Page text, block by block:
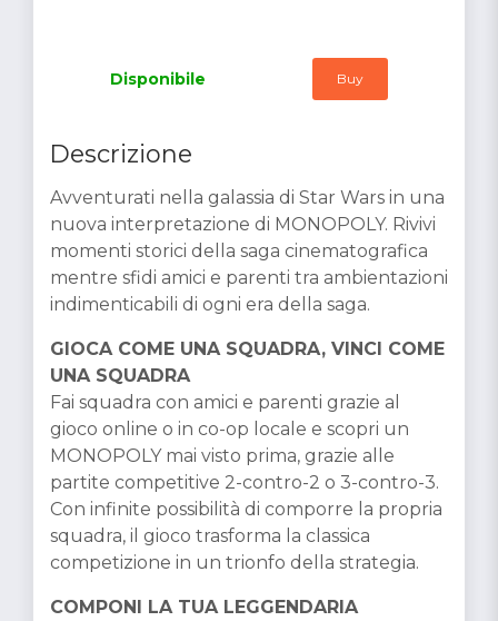
Disponibile Buy
Descrizione
Avventurati nella galassia di Star Wars in una
nuova interpretazione di MONOPOLY. Rivivi
momenti storici della saga cinematografica
mentre sfidi amici e parenti tra ambientazioni
indimenticabili di ogni era della saga.
GIOCA COME UNA SQUADRA, VINCI COME
UNA SQUADRA
Fai squadra con amici e parenti grazie al
gioco online o in co-op locale e scopri un
MONOPOLY mai visto prima, grazie alle
partite competitive 2-contro-2 o 3-contro-3.
Con infinite possibilità di comporre la propria
squadra, il gioco trasforma la classica
competizione in un trionfo della strategia.
COMPONI LA TUA LEGGENDARIA